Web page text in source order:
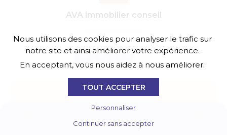
AVA immobilier conseil
Agenda E-boutique
Nous utilisons des cookies pour analyser le trafic sur
notre site et ainsi améliorer votre expérience.
En acceptant, vous nous aidez à nous améliorer.
TOUT ACCEPTER
Personnaliser
Continuer sans accepter